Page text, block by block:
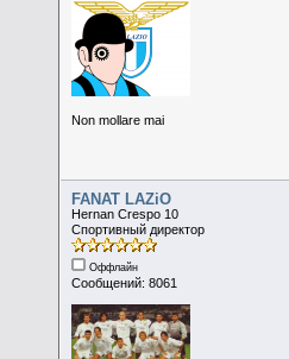
Non mollare mai
FANAT LAZiO
Hernan Crespo 10
Спортивный директор
Оффлайн
Сообщений: 8061